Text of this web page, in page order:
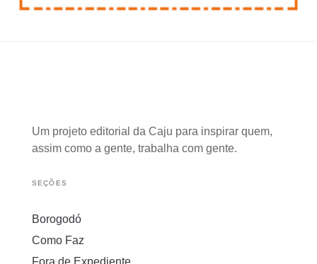
Um projeto editorial da Caju para inspirar quem,
assim como a gente, trabalha com gente.
SEÇÕES
Borogodó
Como Faz
Fora de Expediente